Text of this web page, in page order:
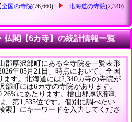
全国の寺院(76,660) 北海道の寺院(2,340)
仏閣【6カ寺】の統計情報一覧
郡厚沢部町にある全寺院を一覧表形
年05月21日」時点において、全国
ます。北海道には2,340カ寺の寺院が
部町には6カ寺の寺院があります。
にあたります。檜山郡厚沢部町
、第1,535位です。個別に調べたい
索】にキーワードを入力してくださ